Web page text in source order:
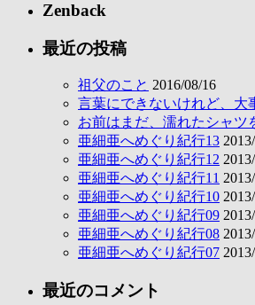
Zenback
最近の投稿
祖父のこと 2016/08/16
言葉にできないけれど、大
お前はまだ、濡れたシャツ
亜細亜へめぐり紀行13
亜細亜へめぐり紀行12
亜細亜へめぐり紀行11
亜細亜へめぐり紀行10
亜細亜へめぐり紀行09
亜細亜へめぐり紀行08
亜細亜へめぐり紀行07
最近のコメント